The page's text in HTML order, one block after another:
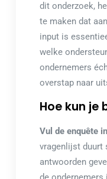
dit onderzoek,
te maken dat
input is
welke
ondernemers
overstap naar
Hoe kun je
Vul de enquête
vragenlijst duurt
antwoorden